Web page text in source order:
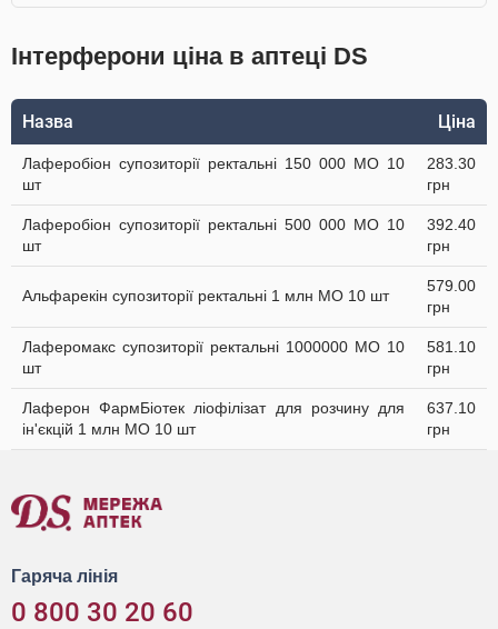
Інтерферони ціна в аптеці DS
Назва Ціна
Лаферобіон супозиторії ректальні 150 000 МО 10
шт
283.30
грн
Лаферобіон супозиторії ректальні 500 000 МО 10
шт
392.40
грн
Альфарекін супозиторії ректальні 1 млн МО 10 шт
579.00
грн
Лаферомакс супозиторії ректальні 1000000 МО 10
шт
581.10
грн
Лаферон ФармБіотек ліофілізат для розчину для
ін'єкцій 1 млн МО 10 шт
637.10
грн
Гаряча лінія
0 800 30 20 60